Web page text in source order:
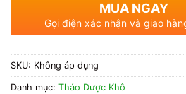
MUA NGAY
Gọi điện xác nhận và giao
SKU: Không áp dụng
Danh mục: Thảo Dược Khô